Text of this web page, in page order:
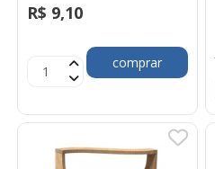
R$ 9,10
comprar